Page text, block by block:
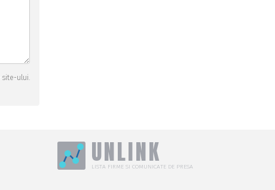
site-ului.
UNLINK
LISTA FIRME SI COMUNICATE DE PRESA